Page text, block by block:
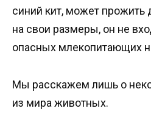
синий кит, может прожить
на свои размеры, он не
опасных млекопитающих
Мы расскажем лишь о
из мира животных.